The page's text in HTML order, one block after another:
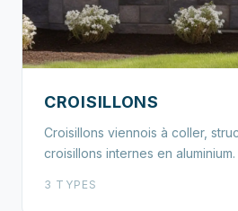
CROISILLONS
Croisillons viennois à coller,
croisillons internes en aluminium.
3 TYPES